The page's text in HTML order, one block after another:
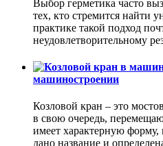
Выбор герметика часто
тех, кто стремится найти
практике такой подход
неудовлетворительному
машиностроении
Козловой кран – это
в свою очередь,
имеет характерную форму,
дано название и